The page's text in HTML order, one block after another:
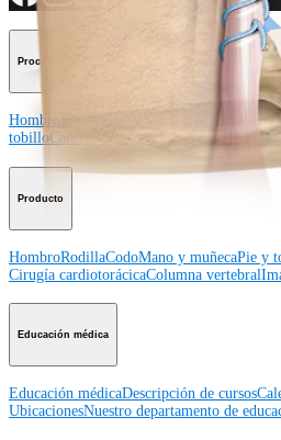
Procedimiento
Hombro Codo Mano y muñeca
Pie y
tobilloCadera OrtobiológicosCirugía
Producto
HombroRodillaCodoMano y muñecaPie y
Cirugía cardiotorácicaColumna vertebral
Educación médica
Educación médicaDescripción de cursos
UbicacionesNuestro departamento de